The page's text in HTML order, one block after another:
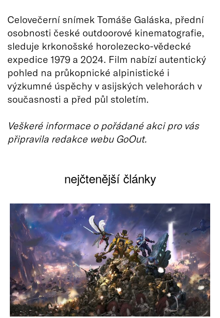
Celovečerní snímek Tomáše Galáska, přední
osobnosti české outdoorové kinematografie,
sleduje krkonošské horolezecko-vědecké
expedice 1979 a 2024. Film nabízí autentický
pohled na průkopnické alpinistické i
výzkumné úspěchy v asijských velehorách v
současnosti a před půl stoletím.
Veškeré informace o pořádané akci pro vás
připravila redakce webu GoOut.
nejčtenější články